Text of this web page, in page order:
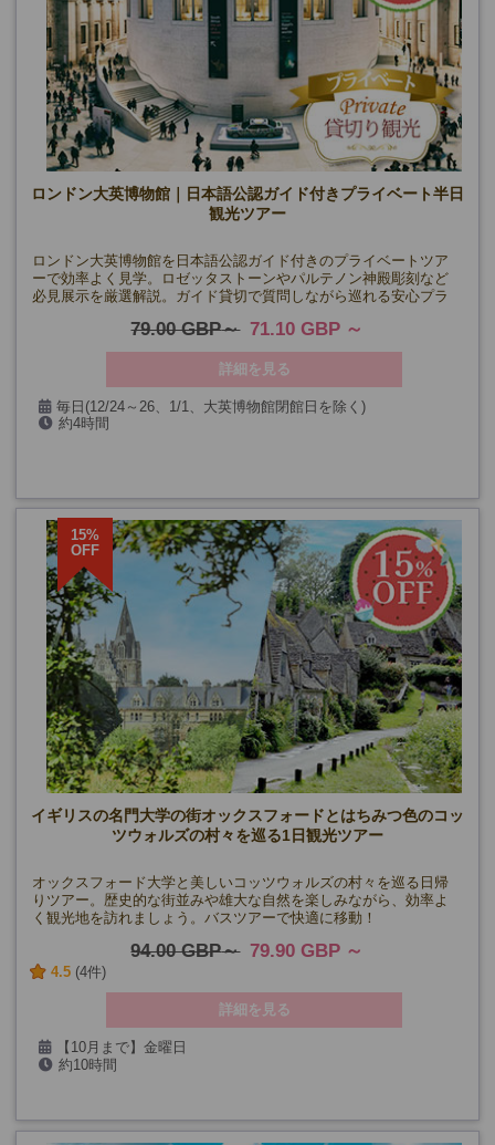
ロンドン大英博物館｜日本語公認ガイド付きプライベート半日
観光ツアー
ロンドン大英博物館を日本語公認ガイド付きのプライベートツア
ーで効率よく見学。ロゼッタストーンやパルテノン神殿彫刻など
必見展示を厳選解説。ガイド貸切で質問しながら巡れる安心プラ
79.00 GBP 71.10 GBP
詳細を見る
毎日(12/24～26、1/1、大英博物館閉館日を除く)
約4時間
15%
OFF
イギリスの名門大学の街オックスフォードとはちみつ色のコッ
ツウォルズの村々を巡る1日観光ツアー
オックスフォード大学と美しいコッツウォルズの村々を巡る日帰
りツアー。歴史的な街並みや雄大な自然を楽しみながら、効率よ
く観光地を訪れましょう。バスツアーで快適に移動！
94.00 GBP 79.90 GBP
4.5 (4件)
詳細を見る
【10月まで】金曜日
【11月～】火・金曜日(12/25、1/1を除く)
《10月まで》2名様より
《11月～》6名様より
約10時間